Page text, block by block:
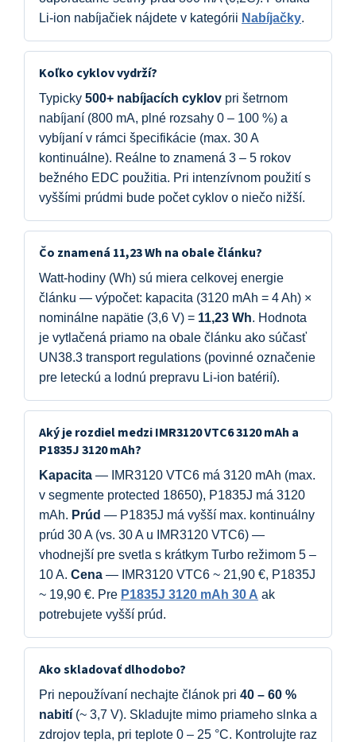
Li-ion nabíjačiek nájdete v kategórii Nabíjačky.
Koľko cyklov vydrží?
Typicky 500+ nabíjacích cyklov pri šetrnom
nabíjaní (800 mA, plné rozsahy 0 – 100 %) a
vybíjaní v rámci špecifikácie (max. 30 A
kontinuálne). Reálne to znamená 3 – 5 rokov
bežného EDC použitia. Pri intenzívnom použití s
vyššími prúdmi bude počet cyklov o niečo nižší.
Čo znamená 11,23 Wh na obale článku?
Watt-hodiny (Wh) sú miera celkovej energie
článku — výpočet: kapacita (3120 mAh = 4 Ah) ×
nominálne napätie (3,6 V) = 11,23 Wh. Hodnota
je vytlačená priamo na obale článku ako súčasť
UN38.3 transport regulations (povinné označenie
pre leteckú a lodnú prepravu Li-ion batérií).
Aký je rozdiel medzi IMR3120 VTC6 3120 mAh a
P1835J 3120 mAh?
Kapacita — IMR3120 VTC6 má 3120 mAh (max.
v segmente protected 18650), P1835J má 3120
mAh. Prúd — P1835J má vyšší max. kontinuálny
prúd 30 A (vs. 30 A u IMR3120 VTC6) —
vhodnejší pre svetla s krátkym Turbo režimom 5 –
10 A. Cena — IMR3120 VTC6 ~ 21,90 €, P1835J
~ 19,90 €. Pre P1835J 3120 mAh 30 A ak
potrebujete vyšší prúd.
Ako skladovať dlhodobo?
Pri nepoužívaní nechajte článok pri 40 – 60 %
nabití (~ 3,7 V). Skladujte mimo priameho slnka a
zdrojov tepla, pri teplote 0 – 25 °C. Kontrolujte raz